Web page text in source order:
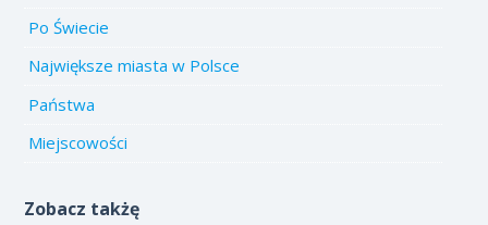
Po Świecie
Największe miasta w Polsce
Państwa
Miejscowości
Zobacz takżę